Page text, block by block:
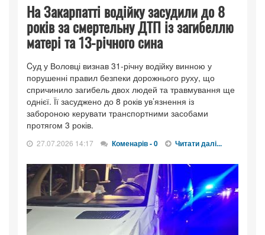
На Закарпатті водійку засудили до 8
років за смертельну ДТП із загибеллю
матері та 13-річного сина
Cуд у Воловці визнав 31-річну водійку винною у
порушенні правил безпеки дорожнього руху, що
спричинило загибель двох людей та травмування ще
однієї. Її засуджено до 8 років ув’язнення із
забороною керувати транспортними засобами
протягом 3 років.
27.07.2026 14:17 Коменарів - 0 Читати далі...